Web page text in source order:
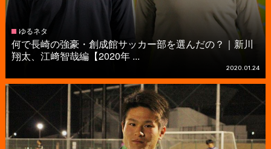
ゆるネタ
何で長崎の強豪・創成館サッカー部を選んだの？｜新川
翔太、江﨑智哉編【2020年 ...
2020.01.24